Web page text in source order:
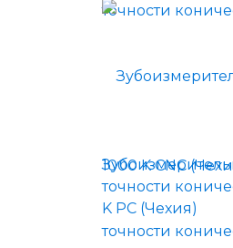
точности
K PC (Чехия)